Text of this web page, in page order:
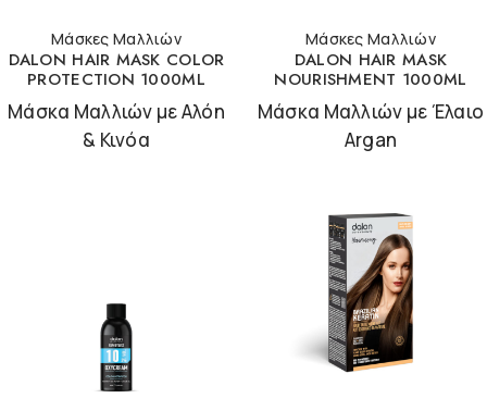
Μάσκες Μαλλιών
DALON HAIR MASK COLOR
PROTECTION 1000ML
Μάσκα Μαλλιών με Αλόη
& Κινόα
Μάσκες Μαλλιών
DALON HAIR MASK
NOURISHMENT 1000ML
Μάσκα Μαλλιών με Έλαιο
Argan